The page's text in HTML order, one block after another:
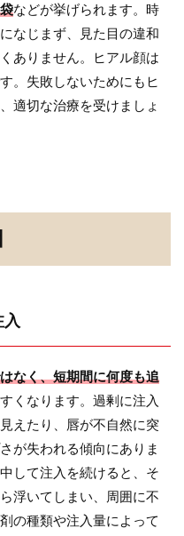
などが挙げられます。時
なじまず、見た目の違和
ありません。ヒアル顔は
。失敗しないためにもヒ
適切な治療を受けましょ
入
なく、短期間に何度も追
くなります。過剰に注入
えたり、唇が不自然に突
が失われる傾向にありま
して注入を続けると、そ
浮いてしまい、周囲に不
の種類や注入量によって